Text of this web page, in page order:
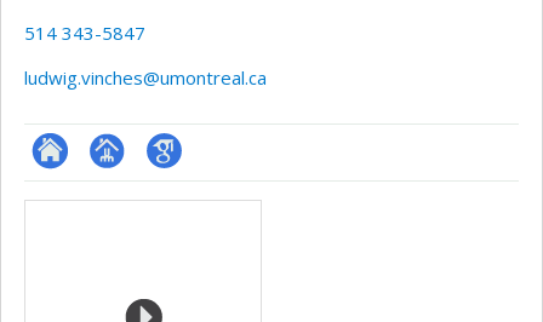
514 343-5847
ludwig.vinches@umontreal.ca
ResearchGate
Page Google
Médias